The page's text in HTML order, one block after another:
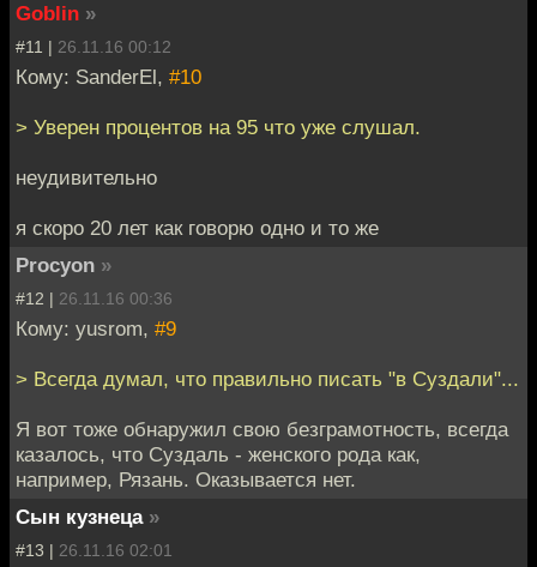
Goblin »
#11 | 26.11.16 00:12
Кому: SanderEl, #10
> Уверен процентов на 95 что уже слушал.
неудивительно
я скоро 20 лет как говорю одно и то же
Procyon »
#12 | 26.11.16 00:36
Кому: yusrom, #9
> Всегда думал, что правильно писать "в Суздали"...
Я вот тоже обнаружил свою безграмотность, всегда
казалось, что Суздаль - женского рода как,
например, Рязань. Оказывается нет.
Сын кузнеца »
#13 | 26.11.16 02:01